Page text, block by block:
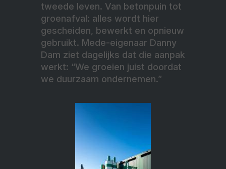
tweede leven. Van betonpuin tot
groenafval: alles wordt hier
gescheiden, bewerkt en opnieuw
gebruikt. Mede-eigenaar Danny
Dam ziet dagelijks dat die aanpak
werkt: “We groeien juist doordat
we duurzaam ondernemen.”